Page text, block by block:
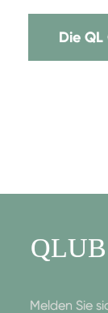
Die
Melden Sie